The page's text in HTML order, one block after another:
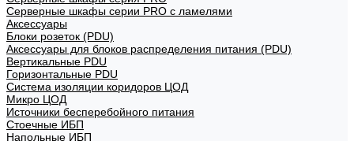
Серверные шкафы серии PRO с ламелями
Аксессуары
Блоки розеток (PDU)
Аксессуары для блоков распределения питания (PDU)
Вертикальные PDU
Горизонтальные PDU
Система изоляции коридоров ЦОД
Микро ЦОД
Источники бесперебойного питания
Стоечные ИБП
Напольные ИБП